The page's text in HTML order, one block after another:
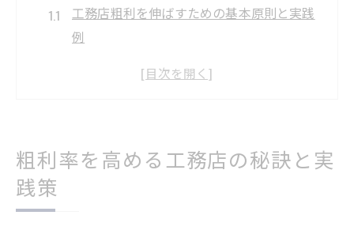
工務店粗利を伸ばすための基本原則と実践
例
工務店粗利確保のための新築案件の見直し
理想の工務店粗利を実現する方法とは
粗利率を高める工務店の秘訣と実
践策